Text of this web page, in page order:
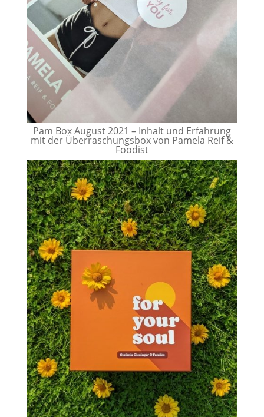
Pam Box August 2021 – Inhalt und Erfahrung
mit der Überraschungsbox von Pamela Reif &
Foodist